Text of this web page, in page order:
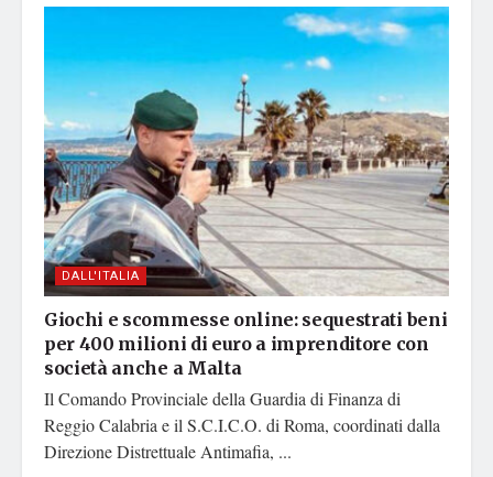
DALL'ITALIA
Giochi e scommesse online: sequestrati beni
per 400 milioni di euro a imprenditore con
società anche a Malta
Il Comando Provinciale della Guardia di Finanza di
Reggio Calabria e il S.C.I.C.O. di Roma, coordinati dalla
Direzione Distrettuale Antimafia, ...